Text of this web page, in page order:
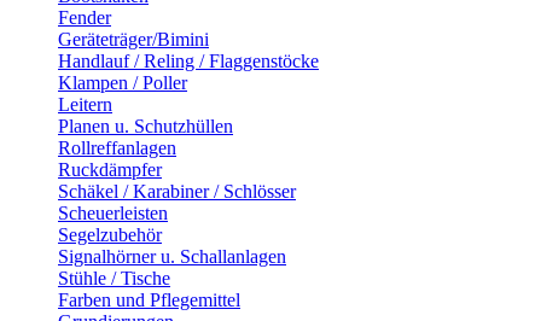
Fender
Geräteträger/Bimini
Handlauf / Reling / Flaggenstöcke
Klampen / Poller
Leitern
Planen u. Schutzhüllen
Rollreffanlagen
Ruckdämpfer
Schäkel / Karabiner / Schlösser
Scheuerleisten
Segelzubehör
Signalhörner u. Schallanlagen
Stühle / Tische
Farben und Pflegemittel